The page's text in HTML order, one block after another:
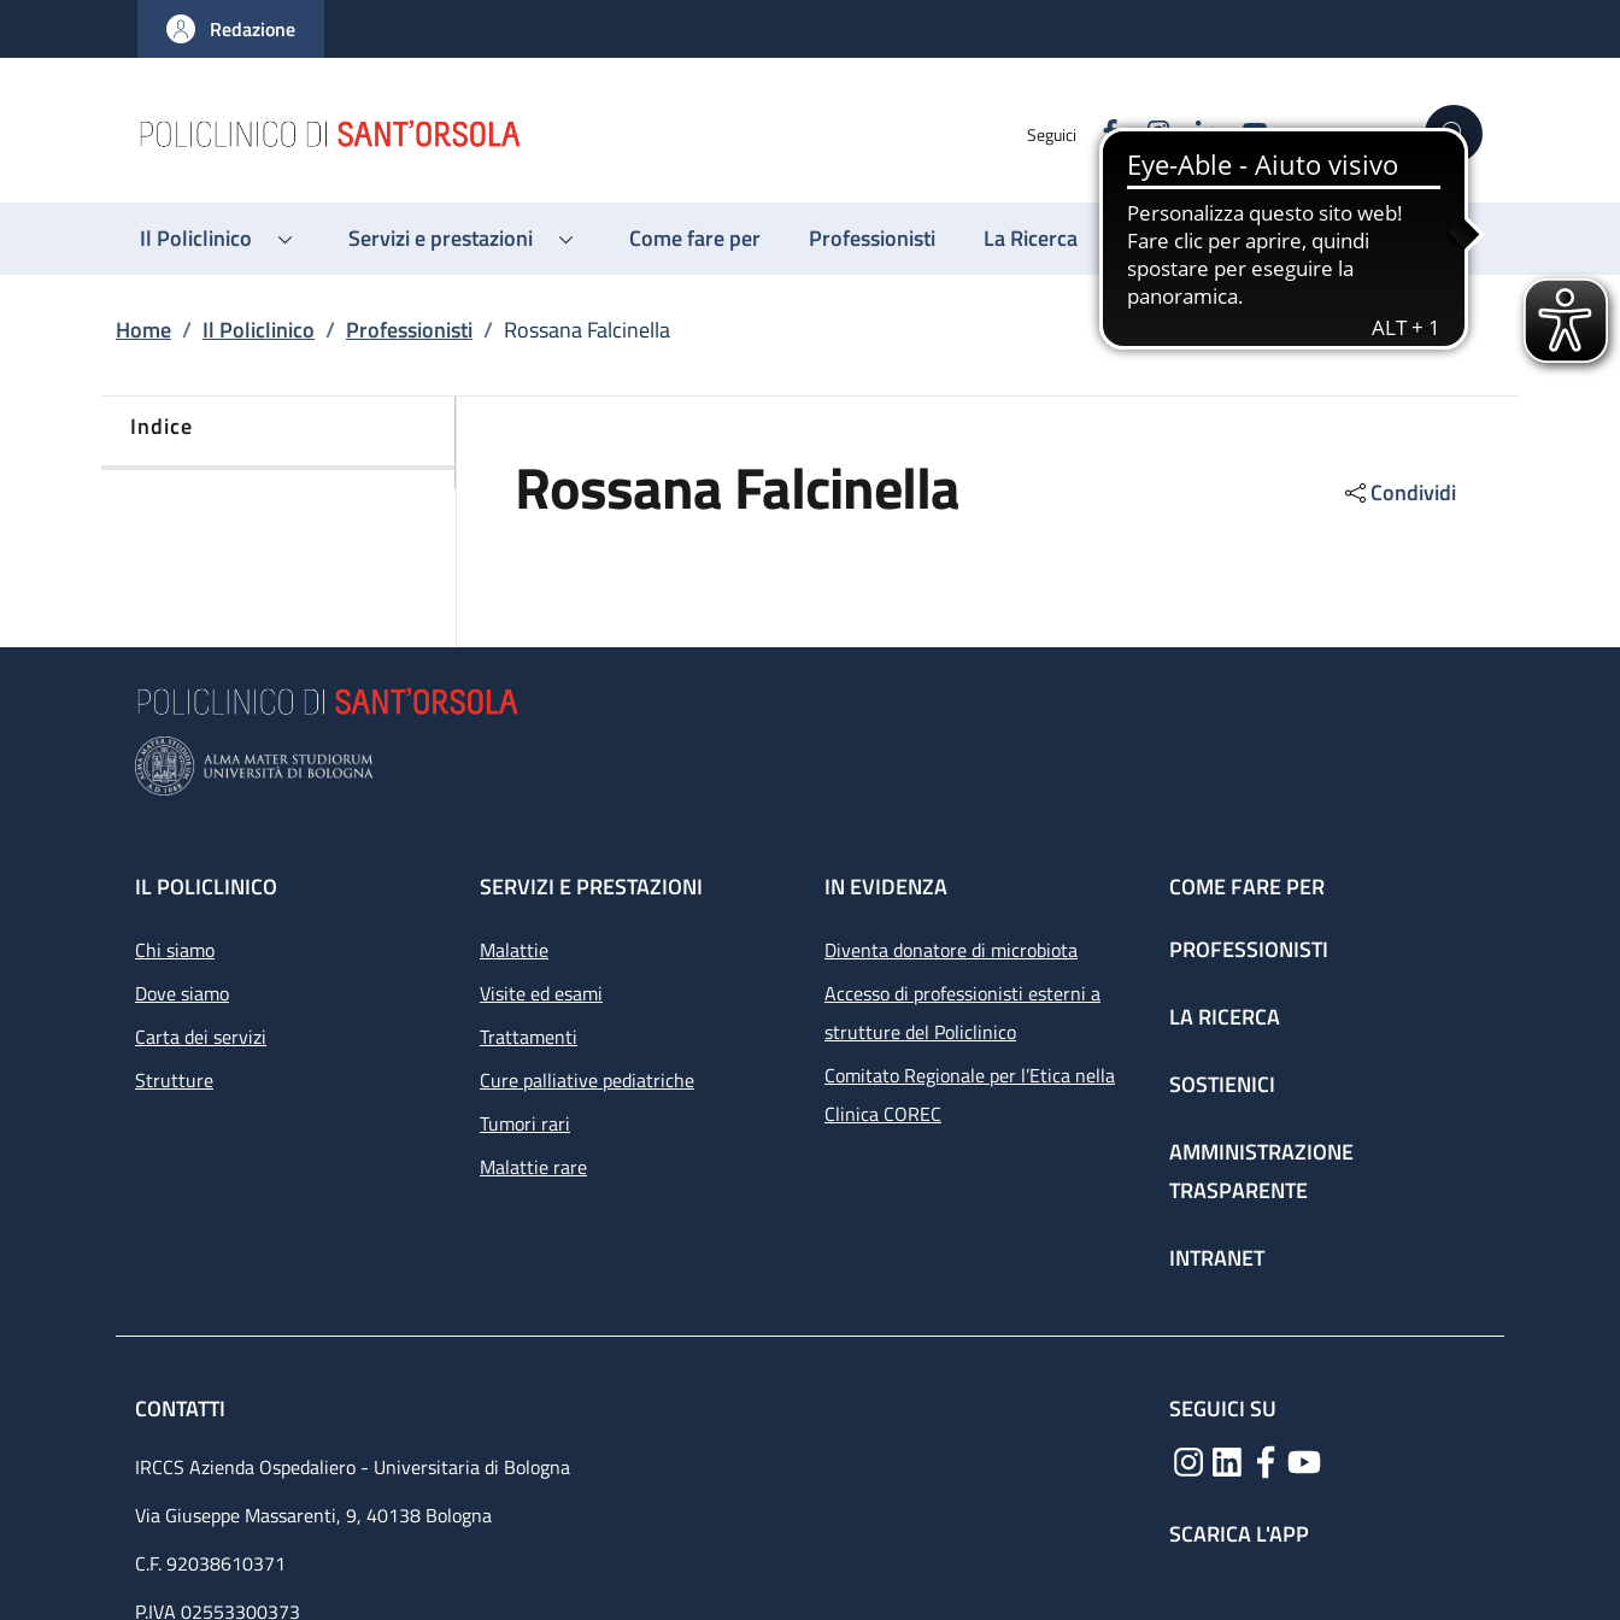
al contenuto principale
to footer content
Redazione
Seguici FacebookInstagram
LinkedinYouTube Cerca
Il Policlinico Servizi e prestazioni Come fare per Professionisti La Ricerca Sostienici
Briciole di pane
Home / Il Policlinico / Professionisti / Rossana Falcinella
Indice
Rossana Falcinella Condividi
Footer
IL POLICLINICO
Chi siamo
Dove siamo
Carta dei servizi
Strutture
SERVIZI E PRESTAZIONI
Malattie
Visite ed esami
Trattamenti
Cure palliative pediatriche
Tumori rari
Malattie rare
IN EVIDENZA
Diventa donatore di microbiota
Accesso di professionisti esterni a
strutture del Policlinico
Comitato Regionale per l’Etica nella
Clinica COREC
COME FARE PER
PROFESSIONISTI
LA RICERCA
SOSTIENICI
AMMINISTRAZIONE
TRASPARENTE
INTRANET
CONTATTI
IRCCS Azienda Ospedaliero - Universitaria di Bologna
Via Giuseppe Massarenti, 9, 40138 Bologna
C.F. 92038610371
P.IVA 02553300373
SEGUICI SU
SCARICA L'APP